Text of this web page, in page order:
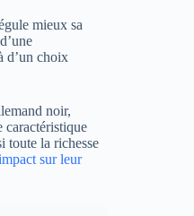
mieux sa
d’un choix
noir,
caractéristique
toute la richesse
sur leur